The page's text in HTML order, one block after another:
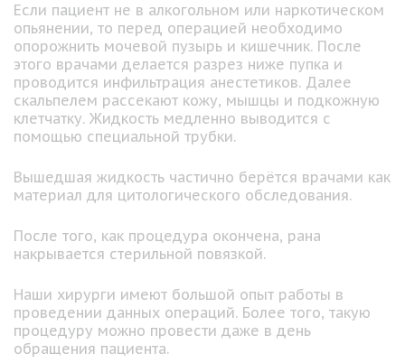
Если пациент не в алкогольном или наркотическом
опьянении, то перед операцией необходимо
опорожнить мочевой пузырь и кишечник. После
этого врачами делается разрез ниже пупка и
проводится инфильтрация анестетиков. Далее
скальпелем рассекают кожу, мышцы и подкожную
клетчатку. Жидкость медленно выводится с
помощью специальной трубки.
Вышедшая жидкость частично берётся врачами как
материал для цитологического обследования.
После того, как процедура окончена, рана
накрывается стерильной повязкой.
Наши хирурги имеют большой опыт работы в
проведении данных операций. Более того, такую
процедуру можно провести даже в день
обращения пациента.